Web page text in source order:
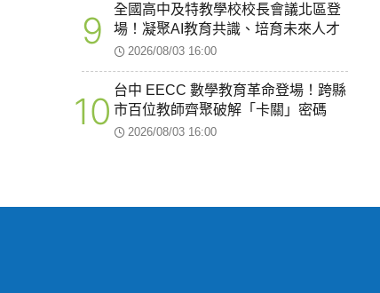
9
全國高中及特教學校校長會議北區登
場！凝聚AI教育共識、培育未來人才
2026/08/03 16:00
10 台中 EECC 數學教育革命登場！跨縣
市百位教師齊聚破解「卡關」密碼
2026/08/03 16:00